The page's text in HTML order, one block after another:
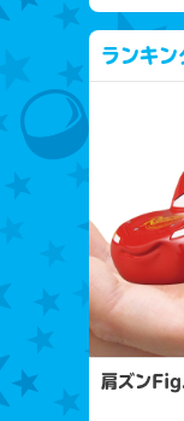
ランキン
肩ズン